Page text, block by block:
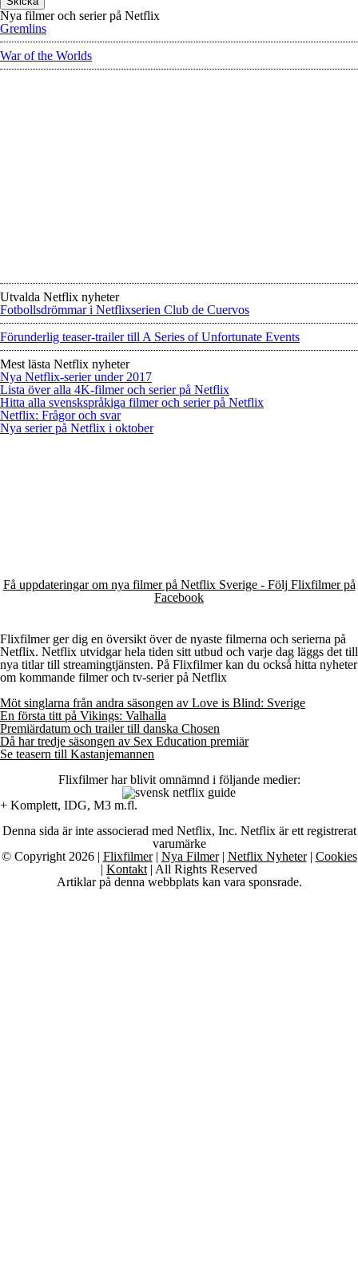
Nya filmer och serier på Netflix
Gremlins
War of the Worlds
Utvalda Netflix nyheter
Fotbollsdrömmar i Netflixserien Club de Cuervos
Förunderlig teaser-trailer till A Series of Unfortunate Events
Mest lästa Netflix nyheter
Nya Netflix-serier under 2017
Lista över alla 4K-filmer och serier på Netflix
Hitta alla svenskspråkiga filmer och serier på Netflix
Netflix: Frågor och svar
Nya serier på Netflix i oktober
Få uppdateringar om nya filmer på Netflix Sverige - Följ Flixfilmer på
Facebook
Flixfilmer ger dig en översikt över de nyaste filmerna och serierna på
Netflix. Netflix utvidgar hela tiden sitt utbud och varje dag läggs det till
nya titlar till streamingtjänsten. På Flixfilmer kan du också hitta nyheter
om kommande filmer och tv-serier på Netflix
Möt singlarna från andra säsongen av Love is Blind: Sverige
En första titt på Vikings: Valhalla
Premiärdatum och trailer till danska Chosen
Då har tredje säsongen av Sex Education premiär
Se teasern till Kastanjemannen
Flixfilmer har blivit omnämnd i följande medier:
+ Komplett, IDG, M3 m.fl.
Denna sida är inte associerad med Netflix, Inc. Netflix är ett registrerat
varumärke
© Copyright 2026 | Flixfilmer| Nya Filmer| Netflix Nyheter| Cookies
| Kontakt | All Rights Reserved
Artiklar på denna webbplats kan vara sponsrade.